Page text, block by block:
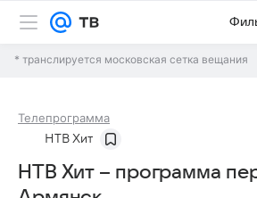
* транслируется московская сетка вещания
Телепрограмма
НТВ Хит
НТВ Хит – программа